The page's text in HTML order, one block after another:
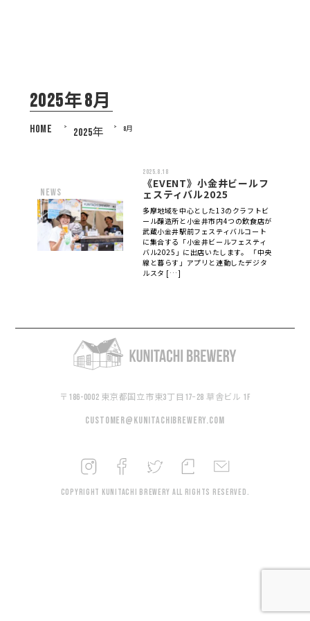
2025年8月
HOME > 2025年 > 8月
news
2025.8.18
《EVENT》小金井ビールフ
ェスティバル2025
多摩地域を中心とした13のクラフトビ
ール醸造所と小金井市内4つの飲食店が
武蔵小金井駅前フェスティバルコート
に集合する「小金井ビールフェスティ
バル2025」に出店いたします。 「中央
線と暮らす」アプリと連動したデジタ
ルスタ […]
〒186-0002 東京都国立市東3丁目17−28 草舎ビル 1F
customer@kunitachibrewery.com
Copyright KUNITACHI BREWERY All rights reserved.